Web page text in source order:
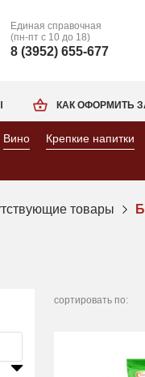
Единая справочная
(пн-пт с 10 до 18)
8 (3952) 655-677
КАК ОФОРМИТЬ
Вино Крепкие напитки
товары
сортировать по: